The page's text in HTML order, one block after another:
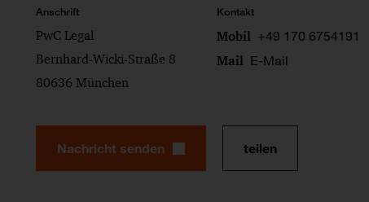
Anschrift
PwC Legal
Bernhard-Wicki-Straße 8
80636 München
Kontakt
Mobil +49 170 6754191
Mail E-Mail
Nachricht senden teilen